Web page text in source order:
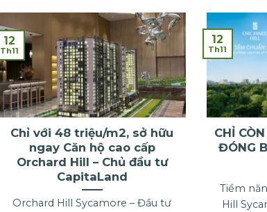
Chỉ với 48 triệu/m2, sở hữu
ngay Căn hộ cao cấp
Orchard Hill – Chủ đầu tư
CapitaLand
Orchard Hill Sycamore – Đầu tư
12
Th11
CHỈ
ĐÓNG
Tiềm
Hill
12
Th11